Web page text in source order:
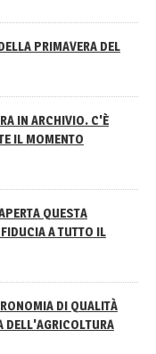
PRIMAVERA DEL
IN ARCHIVIO. C'È
IL MOMENTO
QUESTA
A TUTTO IL
DI QUALITÀ
DELL'AGRICOLTURA